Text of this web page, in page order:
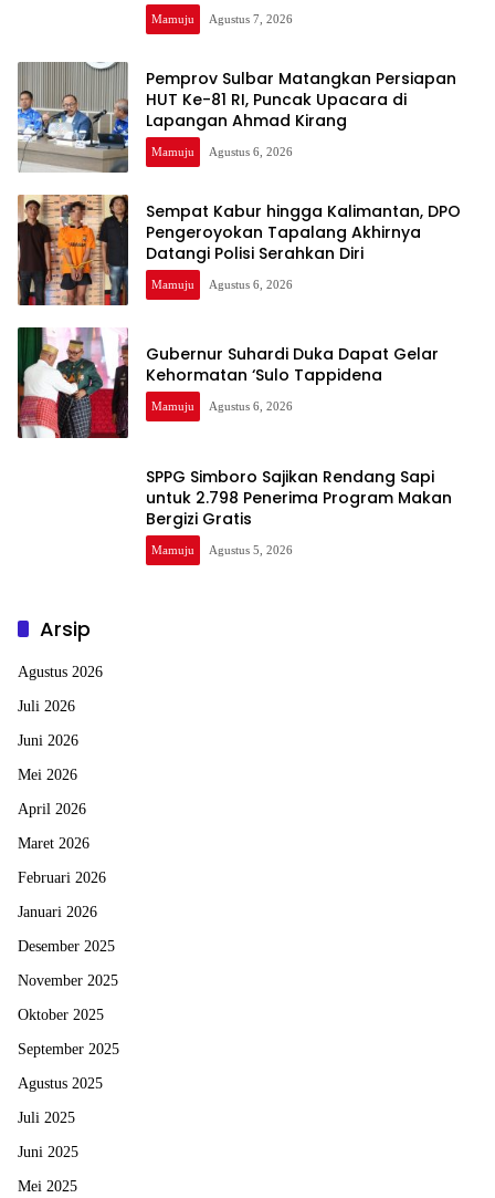
Mamuju Agustus 7, 2026
Pemprov Sulbar Matangkan Persiapan
HUT Ke-81 RI, Puncak Upacara di
Lapangan Ahmad Kirang
Mamuju Agustus 6, 2026
Sempat Kabur hingga Kalimantan, DPO
Pengeroyokan Tapalang Akhirnya
Datangi Polisi Serahkan Diri
Mamuju Agustus 6, 2026
Gubernur Suhardi Duka Dapat Gelar
Kehormatan ‘Sulo Tappidena
Mamuju Agustus 6, 2026
SPPG Simboro Sajikan Rendang Sapi
untuk 2.798 Penerima Program Makan
Bergizi Gratis
Mamuju Agustus 5, 2026
Arsip
Agustus 2026
Juli 2026
Juni 2026
Mei 2026
April 2026
Maret 2026
Februari 2026
Januari 2026
Desember 2025
November 2025
Oktober 2025
September 2025
Agustus 2025
Juli 2025
Juni 2025
Mei 2025